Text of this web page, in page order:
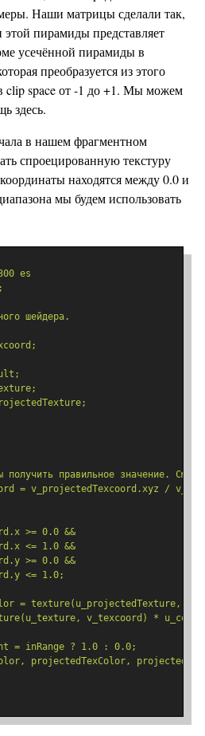
Наши матрицы сделали так,
этой пирамиды представляет
усечённой пирамиды в
преобразуется из этого
clip space от -1 до +1. Мы можем
здесь.
в нашем фрагментном
спроецированную текстуру
находятся между 0.0 и
мы будем использовать
es
шейдера.
получить правильное значение. См.
= v_projectedTexcoord.xyz /
>= 0.0 &&
<= 1.0 &&
>= 0.0 &&
<= 1.0;
= texture(u_projectedTexture,
v_texcoord) *
= inRange ? 1.0 : 0.0;
projectedTexColor,